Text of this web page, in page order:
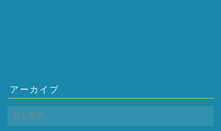
アーカイブ
ー